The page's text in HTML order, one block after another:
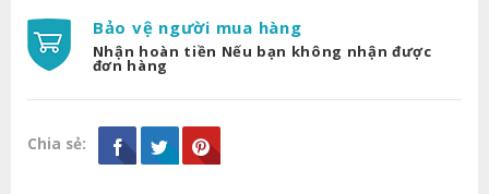
Bảo vệ người mua hàng
Nhận hoàn tiền Nếu bạn không nhận được
đơn hàng
Chia sẻ: